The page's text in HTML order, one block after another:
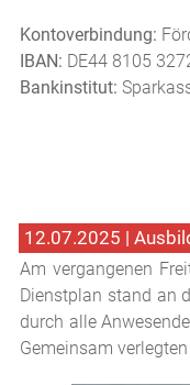
Kontoverbindung:
IBAN: DE44 8105
Bankinstitut:
12.07.2025 |
Am vergangenen
Dienstplan stand an
durch alle
Gemeinsam